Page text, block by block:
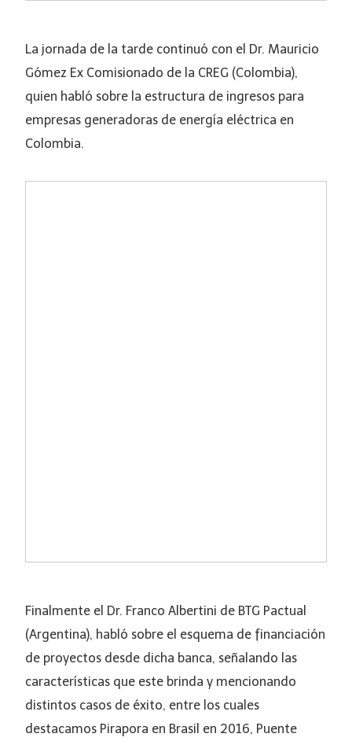
La jornada de la tarde continuó con el Dr. Mauricio
Gómez Ex Comisionado de la CREG (Colombia),
quien habló sobre la estructura de ingresos para
empresas generadoras de energía eléctrica en
Colombia.
Finalmente el Dr. Franco Albertini de BTG Pactual
(Argentina), habló sobre el esquema de financiación
de proyectos desde dicha banca, señalando las
características que este brinda y mencionando
distintos casos de éxito, entre los cuales
destacamos Pirapora en Brasil en 2016, Puente